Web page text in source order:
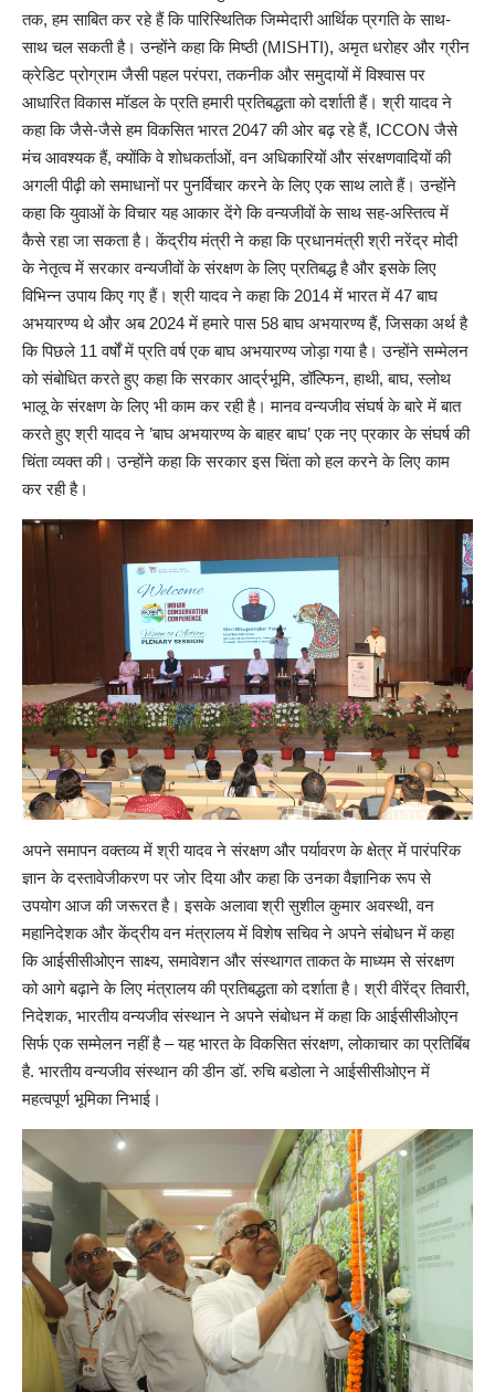
तक, हम साबित कर रहे हैं कि पारिस्थितिक जिम्मेदारी आर्थिक प्रगति के साथ-
साथ चल सकती है। उन्होंने कहा कि मिष्ठी (MISHTI), अमृत धरोहर और ग्रीन
क्रेडिट प्रोग्राम जैसी पहल परंपरा, तकनीक और समुदायों में विश्वास पर
आधारित विकास मॉडल के प्रति हमारी प्रतिबद्धता को दर्शाती हैं। श्री यादव ने
कहा कि जैसे-जैसे हम विकसित भारत 2047 की ओर बढ़ रहे हैं, ICCON जैसे
मंच आवश्यक हैं, क्योंकि वे शोधकर्ताओं, वन अधिकारियों और संरक्षणवादियों की
अगली पीढ़ी को समाधानों पर पुनर्विचार करने के लिए एक साथ लाते हैं। उन्होंने
कहा कि युवाओं के विचार यह आकार देंगे कि वन्यजीवों के साथ सह-अस्तित्व में
कैसे रहा जा सकता है। केंद्रीय मंत्री ने कहा कि प्रधानमंत्री श्री नरेंद्र मोदी
के नेतृत्व में सरकार वन्यजीवों के संरक्षण के लिए प्रतिबद्ध है और इसके लिए
विभिन्न उपाय किए गए हैं। श्री यादव ने कहा कि 2014 में भारत में 47 बाघ
अभयारण्य थे और अब 2024 में हमारे पास 58 बाघ अभयारण्य हैं, जिसका अर्थ है
कि पिछले 11 वर्षों में प्रति वर्ष एक बाघ अभयारण्य जोड़ा गया है। उन्होंने सम्मेलन
को संबोधित करते हुए कहा कि सरकार आर्द्रभूमि, डॉल्फिन, हाथी, बाघ, स्लोथ
भालू के संरक्षण के लिए भी काम कर रही है। मानव वन्यजीव संघर्ष के बारे में बात
करते हुए श्री यादव ने ’बाघ अभयारण्य के बाहर बाघ’ एक नए प्रकार के संघर्ष की
चिंता व्यक्त की। उन्होंने कहा कि सरकार इस चिंता को हल करने के लिए काम
कर रही है।
अपने समापन वक्तव्य में श्री यादव ने संरक्षण और पर्यावरण के क्षेत्र में पारंपरिक
ज्ञान के दस्तावेजीकरण पर जोर दिया और कहा कि उनका वैज्ञानिक रूप से
उपयोग आज की जरूरत है। इसके अलावा श्री सुशील कुमार अवस्थी, वन
महानिदेशक और केंद्रीय वन मंत्रालय में विशेष सचिव ने अपने संबोधन में कहा
कि आईसीसीओएन साक्ष्य, समावेशन और संस्थागत ताकत के माध्यम से संरक्षण
को आगे बढ़ाने के लिए मंत्रालय की प्रतिबद्धता को दर्शाता है। श्री वीरेंद्र तिवारी,
निदेशक, भारतीय वन्यजीव संस्थान ने अपने संबोधन में कहा कि आईसीसीओएन
सिर्फ एक सम्मेलन नहीं है – यह भारत के विकसित संरक्षण, लोकाचार का प्रतिबिंब
है. भारतीय वन्यजीव संस्थान की डीन डॉ. रुचि बडोला ने आईसीसीओएन में
महत्वपूर्ण भूमिका निभाई।